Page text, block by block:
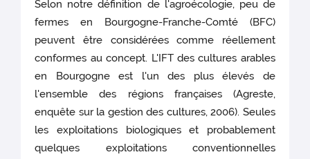
Selon notre définition de l'agroécologie, peu de
fermes en Bourgogne-Franche-Comté (BFC)
peuvent être considérées comme réellement
conformes au concept. L'IFT des cultures arables
en Bourgogne est l'un des plus élevés de
l'ensemble des régions françaises (Agreste,
enquête sur la gestion des cultures, 2006). Seules
les exploitations biologiques et probablement
quelques exploitations conventionnelles